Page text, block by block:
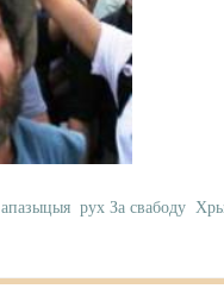
апазыцыя рух За свабоду